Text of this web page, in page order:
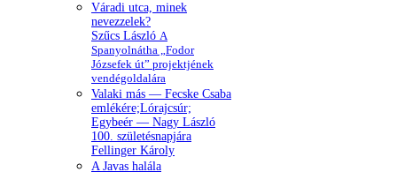
Váradi utca, minek
nevezzelek?
Szűcs László A
Spanyolnátha „Fodor
Józsefek út” projektjének
vendégoldalára
Valaki más — Fecske Csaba
emlékére;Lórajcsúr;
Egybeér — Nagy László
100. születésnapjára
Fellinger Károly
A Javas halála